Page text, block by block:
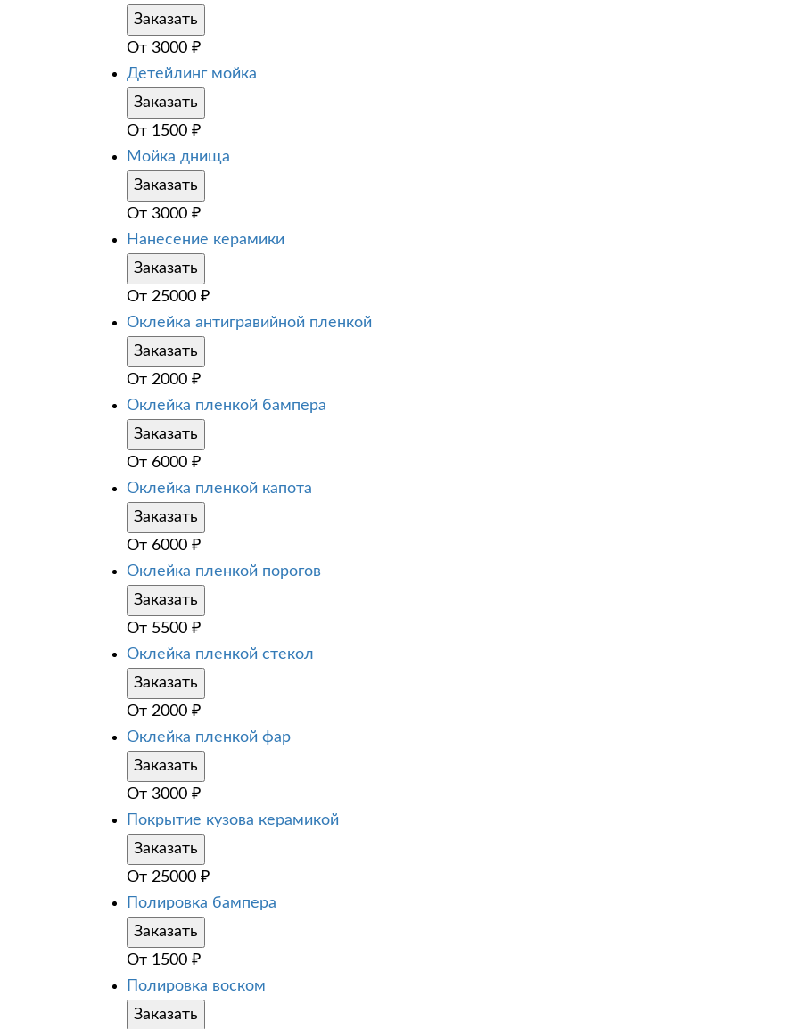
Заказать
От 3000 ₽
Детейлинг мойка
Заказать
От 1500 ₽
Мойка днища
Заказать
От 3000 ₽
Нанесение керамики
Заказать
От 25000 ₽
Оклейка антигравийной пленкой
Заказать
От 2000 ₽
Оклейка пленкой бампера
Заказать
От 6000 ₽
Оклейка пленкой капота
Заказать
От 6000 ₽
Оклейка пленкой порогов
Заказать
От 5500 ₽
Оклейка пленкой стекол
Заказать
От 2000 ₽
Оклейка пленкой фар
Заказать
От 3000 ₽
Покрытие кузова керамикой
Заказать
От 25000 ₽
Полировка бампера
Заказать
От 1500 ₽
Полировка воском
Заказать